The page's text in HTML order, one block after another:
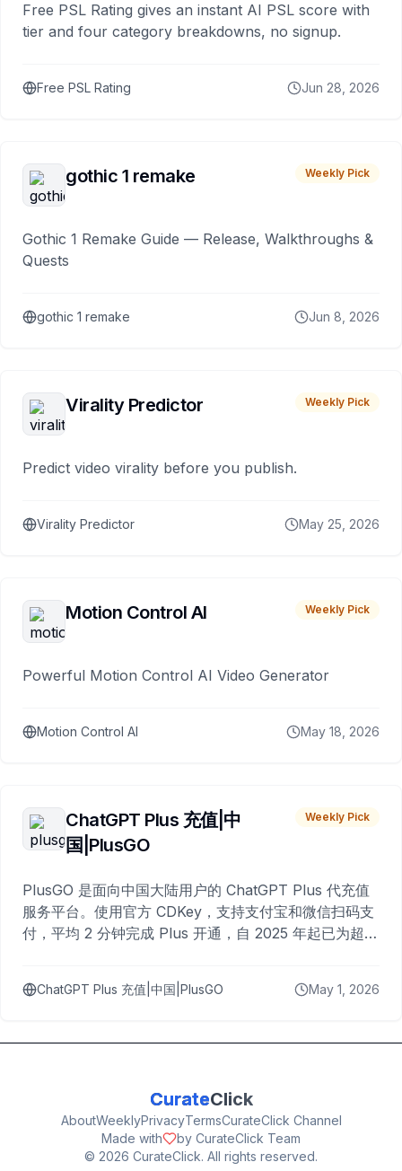
Free PSL Rating gives an instant AI PSL score with
tier and four category breakdowns, no signup.
Free PSL Rating Jun 28, 2026
gothic 1 remake Weekly Pick
Gothic 1 Remake Guide — Release, Walkthroughs &
Quests
gothic 1 remake Jun 8, 2026
Virality Predictor Weekly Pick
Predict video virality before you publish.
Virality Predictor May 25, 2026
Motion Control AI Weekly Pick
Powerful Motion Control AI Video Generator
Motion Control AI May 18, 2026
ChatGPT Plus 充值|中
国|PlusGO
Weekly Pick
PlusGO 是面向中国大陆用户的 ChatGPT Plus 代充值
服务平台。使用官方 CDKey，支持支付宝和微信扫码支
付，平均 2 分钟完成 Plus 开通，自 2025 年起已为超过
ChatGPT Plus 充值|中国|PlusGO May 1, 2026
CurateClick
AboutWeeklyPrivacyTermsCurateClick Channel
Made with
by CurateClick Team
© 2026 CurateClick. All rights reserved.